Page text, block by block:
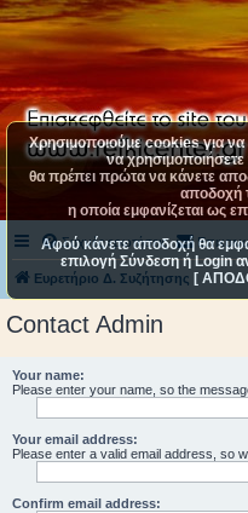
Συχνές ερωτήσεις
Ευρετήριο Δ. Συζήτησης
Contact Admin
Your name:
Please enter your name, so the
Your email address:
Please enter a valid email address, so
Confirm email address:
Χρησιμοποιούμε cookies για να
να
θα πρέπει πρώτα να κάνετε
αποδοχή
η οποία εμφανίζεται ως
Αφού κάνετε αποδοχή θα
επιλογή Σύνδεση ή Login
[